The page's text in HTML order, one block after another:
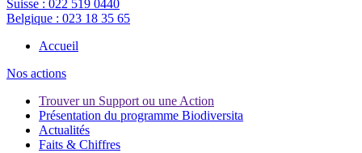
Suisse : 022 519 0440
Belgique : 023 18 35 65
Accueil
Nos actions
Trouver un Support ou une Action
Présentation du programme Biodiversita
Actualités
Faits & Chiffres